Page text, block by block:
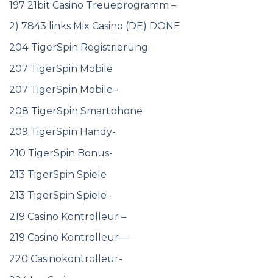
197 21bit Casino Treueprogramm –
2) 7843 links Mix Casino (DE) DONE
204-TigerSpin Registrierung
207 TigerSpin Mobile
207 TigerSpin Mobile–
208 TigerSpin Smartphone
209 TigerSpin Handy-
210 TigerSpin Bonus-
213 TigerSpin Spiele
213 TigerSpin Spiele–
219 Casino Kontrolleur –
219 Casino Kontrolleur—
220 Casinokontrolleur-